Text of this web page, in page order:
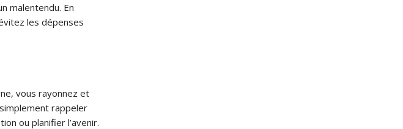
malentendu. En
les dépenses
vous rayonnez et
rappeler
ou planifier l’avenir.